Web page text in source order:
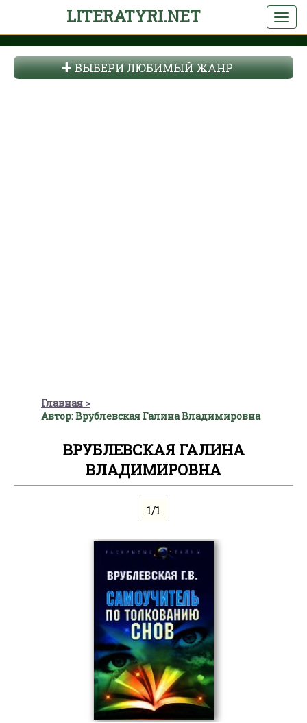
LITERATYRI.NET
ВЫБЕРИ ЛЮБИМЫЙ ЖАНР
Главная
Автор: Врублевская Галина Владимировна
ВРУБЛЕВСКАЯ ГАЛИНА
ВЛАДИМИРОВНА
1/1